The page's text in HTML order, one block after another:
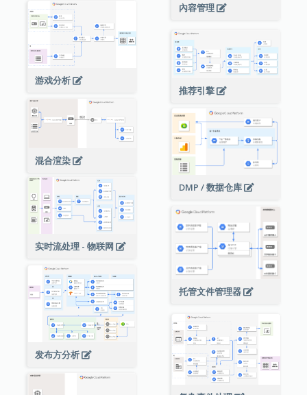
內容管理
游戏分析
推荐引擎
混合渲染
DMP / 数据仓库
实时流处理 - 物联网
托管文件管理器
发布方分析